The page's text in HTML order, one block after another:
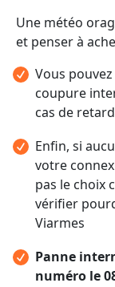
Une météo
et penser à
Vous
coupure
cas de
Enfin, si
votre
pas le choix
vérifier
Viarmes
Panne
numéro le